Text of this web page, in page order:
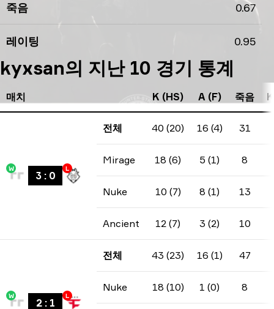
죽음 0.67
레이팅 0.95
kyxsan의 지난 10 경기 통계
매치 K (HS) A (F) 죽음
W
3: 0
L
전체 40 (20) 16 (4) 31
Mirage 18 (6) 5 (1) 8
Nuke 10 (7) 8 (1) 13
Ancient 12 (7) 3 (2) 10
W
2: 1
L
전체 43 (23) 16 (1) 47
Nuke 18 (10) 1 (0) 8